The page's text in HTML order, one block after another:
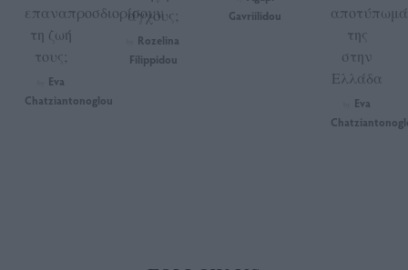
επαναπροσδιορίσουν
τη ζωή
τους;
Eva
Chatziantonoglou
άγχους;
Rozelina
Filippidou
Gavriilidou
αποτύπωμά
της
στην
Ελλάδα
Eva